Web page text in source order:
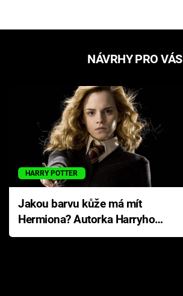
NÁVRHY PRO VÁS
HARRY POTTER
Jakou barvu kůže má mít
Hermiona? Autorka Harryho
Pottera přišla s ráznou